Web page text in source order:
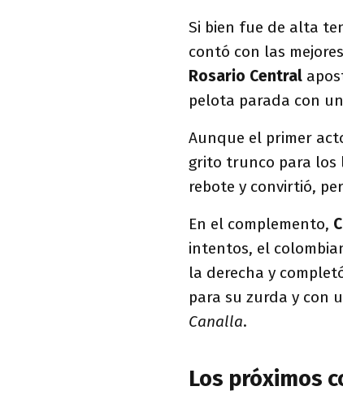
Si bien fue de alta
contó con las
Rosario Central
pelota parada con
Aunque el primer
grito trunco para los
rebote y convirtió,
En el complemento,
intentos, el
la derecha y
para su zurda y con
Canalla.
Los próximos